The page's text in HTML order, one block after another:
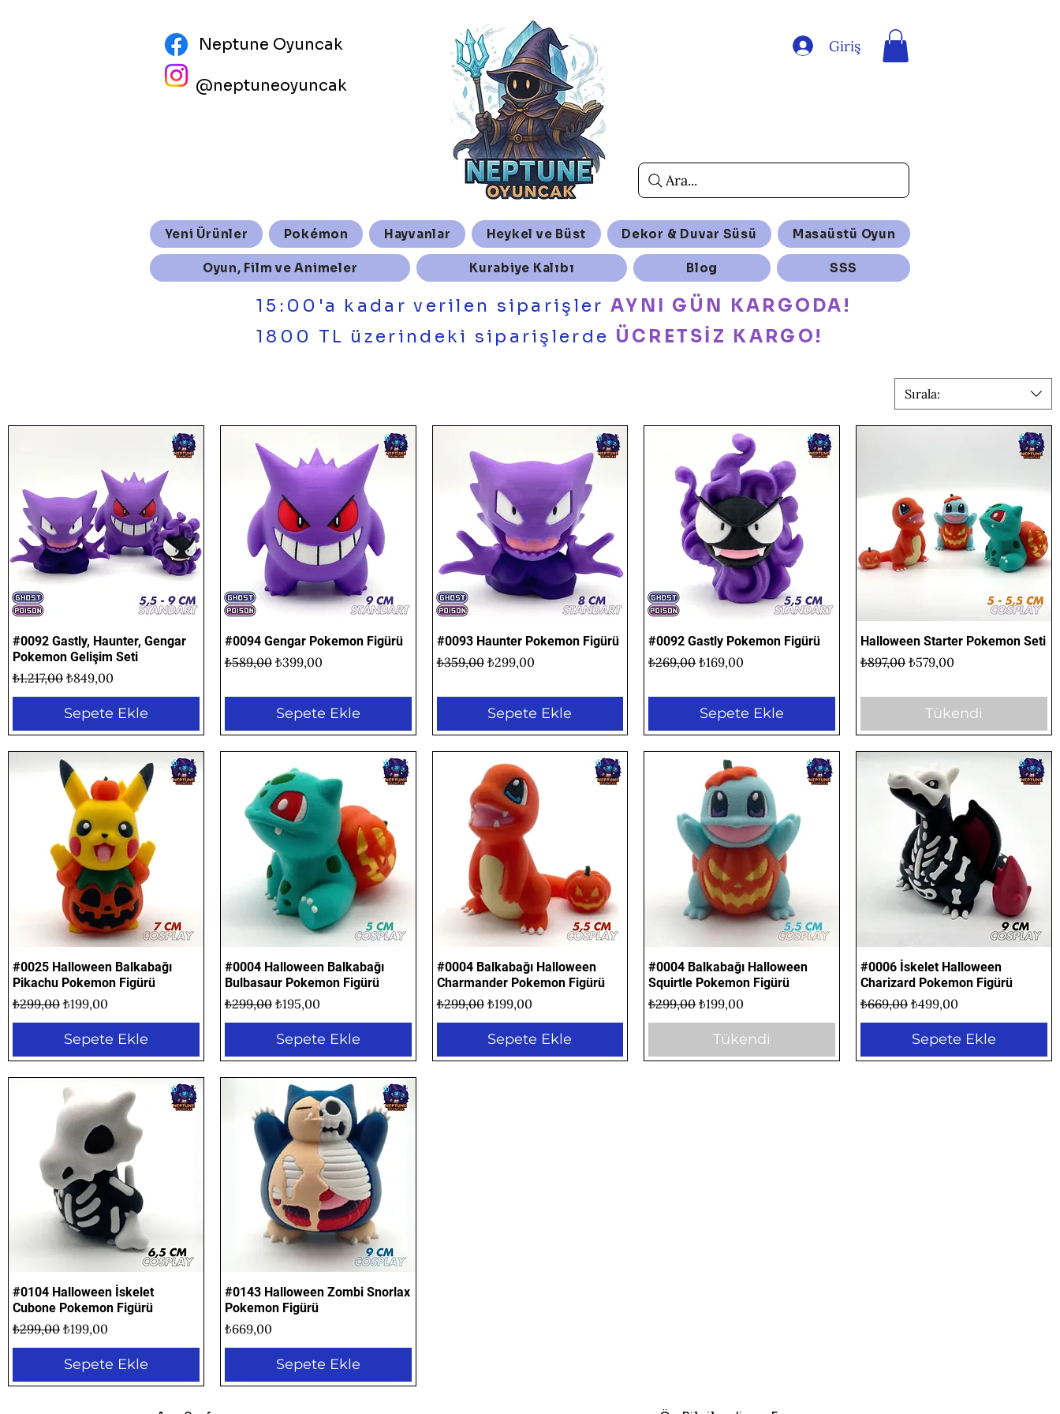
Neptune Oyuncak
@neptuneoyuncak
Giriş
Ara...
Yeni Ürünler Pokémon Hayvanlar Heykel ve Büst Dekor & Duvar Süsü Masaüstü Oyun
Oyun, Film ve Animeler Kurabiye Kalıbı Blog SSS
15:00'a kadar verilen siparişler AYNI GÜN KARGODA!
1800 TL üzerindeki siparişlerde ÜCRETSİZ KARGO!
Sırala:
Hızlı Bakış
#0092 Gastly, Haunter, Gengar
Pokemon Gelişim Seti
Normal Fiyat
₺1.217,00 İndirimli Fiyat
₺849,00
Sepete Ekle
Hızlı Bakış
#0094 Gengar Pokemon Figürü
Normal Fiyat
₺589,00 İndirimli Fiyat
₺399,00
Sepete Ekle
Hızlı Bakış
#0093 Haunter Pokemon Figürü
Normal Fiyat
₺359,00 İndirimli Fiyat
₺299,00
Sepete Ekle
Hızlı Bakış
#0092 Gastly Pokemon Figürü
Normal Fiyat
₺269,00İndirimli Fiyat
₺169,00
Sepete Ekle
Hızlı Bakış
Halloween Starter Pokemon Seti
Normal Fiyat
₺897,00İndirimli Fiyat
₺579,00
Tükendi
Hızlı Bakış
#0025 Halloween Balkabağı
Pikachu Pokemon Figürü
Normal Fiyat
₺299,00 İndirimli Fiyat
₺199,00
Sepete Ekle
Hızlı Bakış
#0004 Halloween Balkabağı
Bulbasaur Pokemon Figürü
Normal Fiyat
₺299,00 İndirimli Fiyat
₺195,00
Sepete Ekle
Hızlı Bakış
#0004 Balkabağı Halloween
Charmander Pokemon Figürü
Normal Fiyat
₺299,00 İndirimli Fiyat
₺199,00
Sepete Ekle
Hızlı Bakış
#0004 Balkabağı Halloween
Squirtle Pokemon Figürü
Normal Fiyat
₺299,00İndirimli Fiyat
₺199,00
Tükendi
Hızlı Bakış
#0006 İskelet Halloween
Charizard Pokemon Figürü
Normal Fiyat
₺669,00İndirimli Fiyat
₺499,00
Sepete Ekle
Hızlı Bakış
#0104 Halloween İskelet
Cubone Pokemon Figürü
Normal Fiyat
₺299,00 İndirimli Fiyat
₺199,00
Sepete Ekle
Hızlı Bakış
#0143 Halloween Zombi Snorlax
Pokemon Figürü
Fiyat
₺669,00
Sepete Ekle